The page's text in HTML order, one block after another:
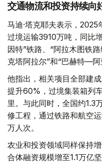
交通物流和投资持续向
马迪·塔克耶夫表示，
过境运输3910万吨，同比
因特”铁路、“阿拉木图铁
克塔阿拉尔”和“巴赫特—阿
他指出，相关项目全部建
提升60%，过境集装箱列
里。与此同时，全国约1.3
修工程，通过铁路和航空
万人次。
农业和投资领域同样保持
合体融资规模增至1.1万亿